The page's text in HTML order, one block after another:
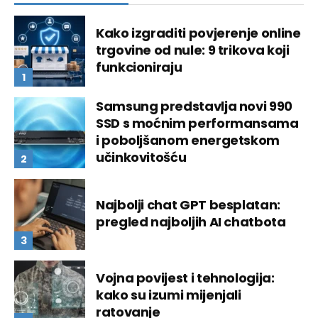
Kako izgraditi povjerenje online
trgovine od nule: 9 trikova koji
funkcioniraju
Samsung predstavlja novi 990
SSD s moćnim performansama
i poboljšanom energetskom
učinkovitošću
Najbolji chat GPT besplatan:
pregled najboljih AI chatbota
Vojna povijest i tehnologija:
kako su izumi mijenjali
ratovanje